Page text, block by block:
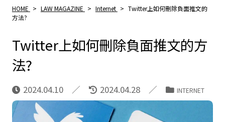
HOME > LAW MAGAZINE > Internet > Twitter上如何刪除負面推文的
方法?
Twitter上如何刪除負面推文的方
法?
2024.04.10 2024.04.28 INTERNET